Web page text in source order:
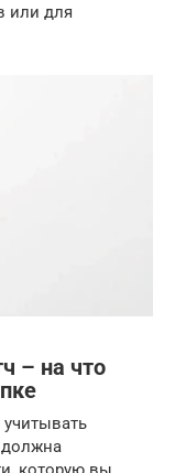
или для
– на что
должна